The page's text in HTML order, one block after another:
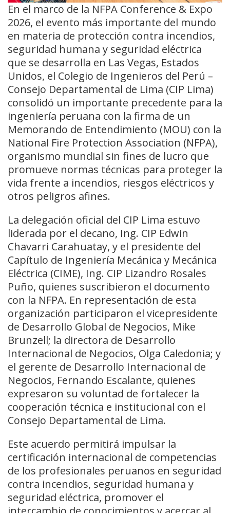
En el marco de la NFPA Conference & Expo
2026, el evento más importante del mundo
en materia de protección contra incendios,
seguridad humana y seguridad eléctrica
que se desarrolla en Las Vegas, Estados
Unidos, el Colegio de Ingenieros del Perú –
Consejo Departamental de Lima (CIP Lima)
consolidó un importante precedente para la
ingeniería peruana con la firma de un
Memorando de Entendimiento (MOU) con la
National Fire Protection Association (NFPA),
organismo mundial sin fines de lucro que
promueve normas técnicas para proteger la
vida frente a incendios, riesgos eléctricos y
otros peligros afines.
La delegación oficial del CIP Lima estuvo
liderada por el decano, Ing. CIP Edwin
Chavarri Carahuatay, y el presidente del
Capítulo de Ingeniería Mecánica y Mecánica
Eléctrica (CIME), Ing. CIP Lizandro Rosales
Puño, quienes suscribieron el documento
con la NFPA. En representación de esta
organización participaron el vicepresidente
de Desarrollo Global de Negocios, Mike
Brunzell; la directora de Desarrollo
Internacional de Negocios, Olga Caledonia; y
el gerente de Desarrollo Internacional de
Negocios, Fernando Escalante, quienes
expresaron su voluntad de fortalecer la
cooperación técnica e institucional con el
Consejo Departamental de Lima.
Este acuerdo permitirá impulsar la
certificación internacional de competencias
de los profesionales peruanos en seguridad
contra incendios, seguridad humana y
seguridad eléctrica, promover el